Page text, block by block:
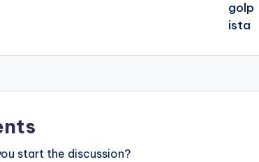
start the discussion?